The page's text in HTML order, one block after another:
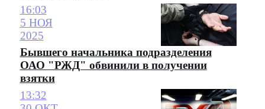
16:03
5 НОЯ
2025
Бывшего начальника подразделения
ОАО "РЖД" обвинили в получении
взятки
13:32